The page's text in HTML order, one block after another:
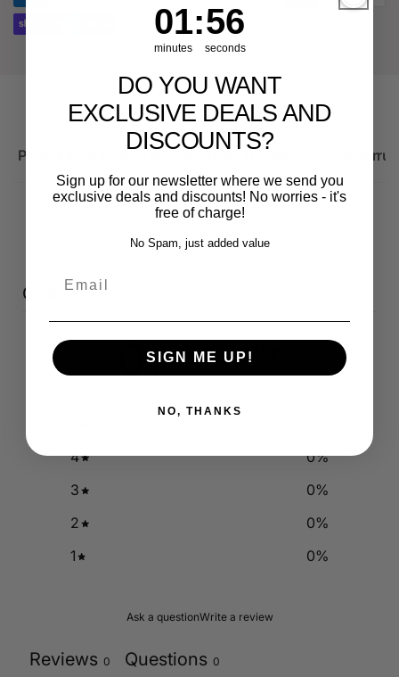
Produktbeschreibung Wichtige Hinweise zum
Customer reviews
/ 5
4
0%
3
0%
2
0%
1
0%
Ask a questionWrite a review
Reviews 0 Questions 0
Countdown ends in:
1
01
minutes
: 55
55
seconds
DO YOU WANT
EXCLUSIVE DEALS AND
DISCOUNTS?
Sign up for our newsletter where we send you
exclusive deals and discounts! No worries - it's
free of charge!
No Spam, just added value
SIGN ME UP!
NO, THANKS